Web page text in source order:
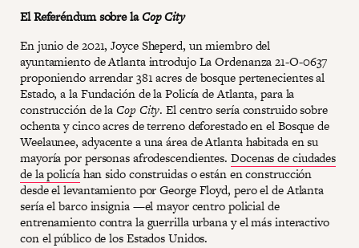
El Referéndum sobre laCop City
En junio de 2021, Joyce Sheperd, un miembro del
ayuntamiento de Atlanta introdujo La Ordenanza 21-O-0637
proponiendo arrendar 381 acres de bosque pertenecientes al
Estado, a la Fundación de la Policía de Atlanta, para la
construcción de laCop City. El centro sería construido sobre
ochenta y cinco acres de terreno deforestado en el Bosque de
Weelaunee, adyacente a una área de Atlanta habitada en su
mayoría por personas afrodescendientes. Docenas de ciudades
de la policíahan sido construidas o están en construcción
desde el levantamiento por George Floyd, pero el de Atlanta
sería el barco insignia —el mayor centro policial de
entrenamiento contra la guerrilla urbana y el más interactivo
con el público de los Estados Unidos.